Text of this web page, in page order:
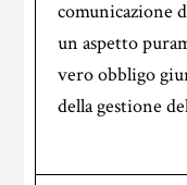
comunicazione
un aspetto
vero obbligo
della gestione